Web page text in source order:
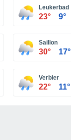
Leukerbad
23° 9°
Saillon
30° 17°
Verbier
22° 11°